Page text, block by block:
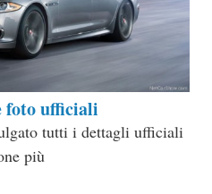
foto ufficiali
tutti i dettagli ufficiali
più